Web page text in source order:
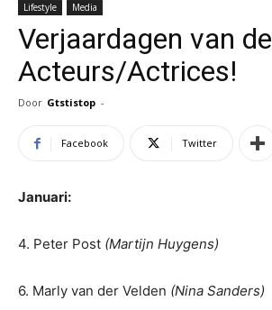
Lifestyle Media
Verjaardagen van de
Acteurs/Actrices!
Door Gtstistop -
Facebook Twitter
Januari:
4. Peter Post (Martijn Huygens)
6. Marly van der Velden (Nina Sanders)